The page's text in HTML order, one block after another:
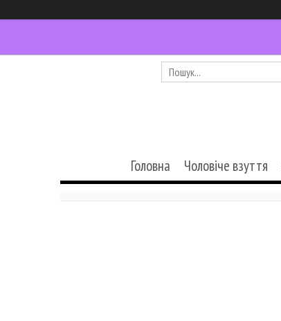
Головна Чоловіче взуття